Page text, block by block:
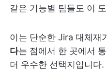
같은 기능별 팀들도 이
이는 단순한 Jira 대체재
다는 점에서 한 곳에서
더 우수한 선택지입니다.